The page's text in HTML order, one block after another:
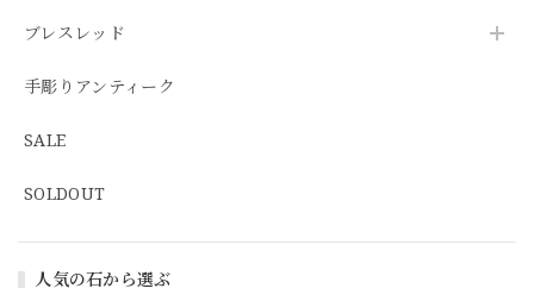
ブレスレッド
手彫りアンティーク
SALE
SOLDOUT
人気の石から選ぶ